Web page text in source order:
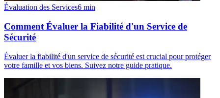
Évaluation des Services6 min
Comment Évaluer la Fiabilité d'un Service de
Sécurité
Évaluer la fiabilité d'un service de sécurité est crucial pour protéger
votre famille et vos biens. Suivez notre guide pratique.